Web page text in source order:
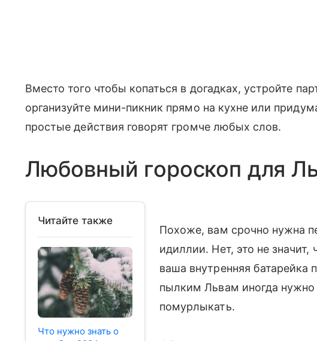
Вместо того чтобы копаться в догадках, устройте
организуйте мини-пикник прямо на кухне или
простые действия говорят громче любых слов.
Любовный гороскоп для
Читайте также
Что нужно знать о
Похоже, вам срочно нужна
идиллии. Нет, это не
ваша внутренняя
пылким Львам иногда
помурлыкать.